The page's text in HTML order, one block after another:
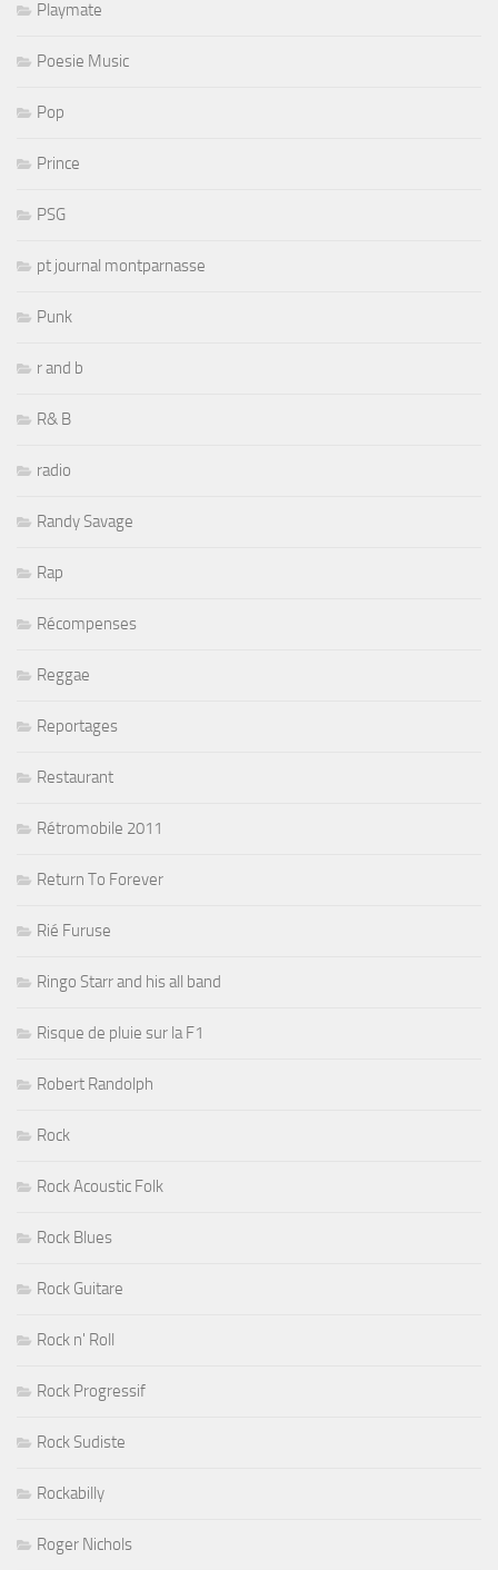
Playmate
Poesie Music
Pop
Prince
PSG
pt journal montparnasse
Punk
r and b
R& B
radio
Randy Savage
Rap
Récompenses
Reggae
Reportages
Restaurant
Rétromobile 2011
Return To Forever
Rié Furuse
Ringo Starr and his all band
Risque de pluie sur la F1
Robert Randolph
Rock
Rock Acoustic Folk
Rock Blues
Rock Guitare
Rock n' Roll
Rock Progressif
Rock Sudiste
Rockabilly
Roger Nichols